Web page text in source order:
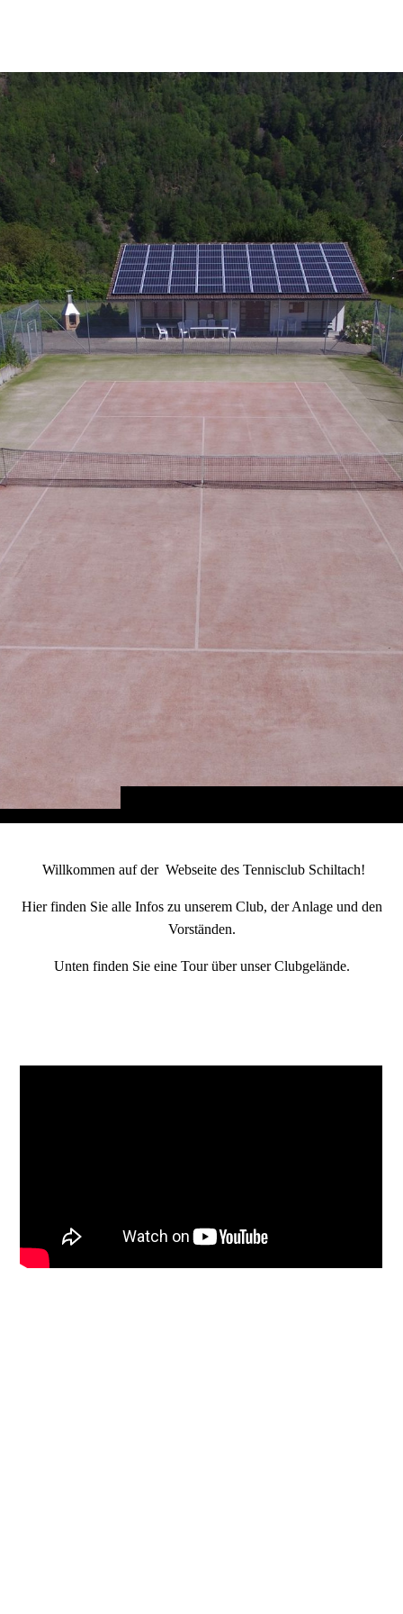
TC Schiltach
Willkommen auf der Webseite des Tennisclub Schiltach!
Hier finden Sie alle Infos zu unserem Club, der Anlage und den
Vorständen.
Unten finden Sie eine Tour über unser Clubgelände.